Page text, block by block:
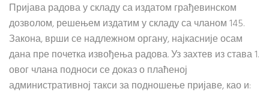
Пријава радова у складу са издатом грађевинском
дозволом, решењем издатим у складу са чланом 145.
Закона, врши се надлежном органу, најкасније осам
дана пре почетка извођења радова. Уз захтев из става 1.
овог члана подноси се доказ о плаћеној
административној такси за подношење пријаве, као и: